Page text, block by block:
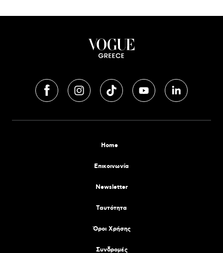
Home
Επικοινωνία
Newsletter
Tαυτότητα
Όροι Χρήσης
Συνδρομές